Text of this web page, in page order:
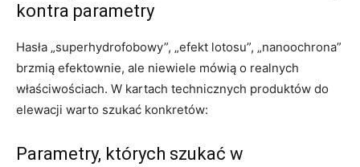
kontra parametry
Hasła „superhydrofobowy”, „efekt lotosu”, „nanoochrona”
brzmią efektownie, ale niewiele mówią o realnych
właściwościach. W kartach technicznych produktów do
elewacji warto szukać konkretów:
Parametry, których szukać w